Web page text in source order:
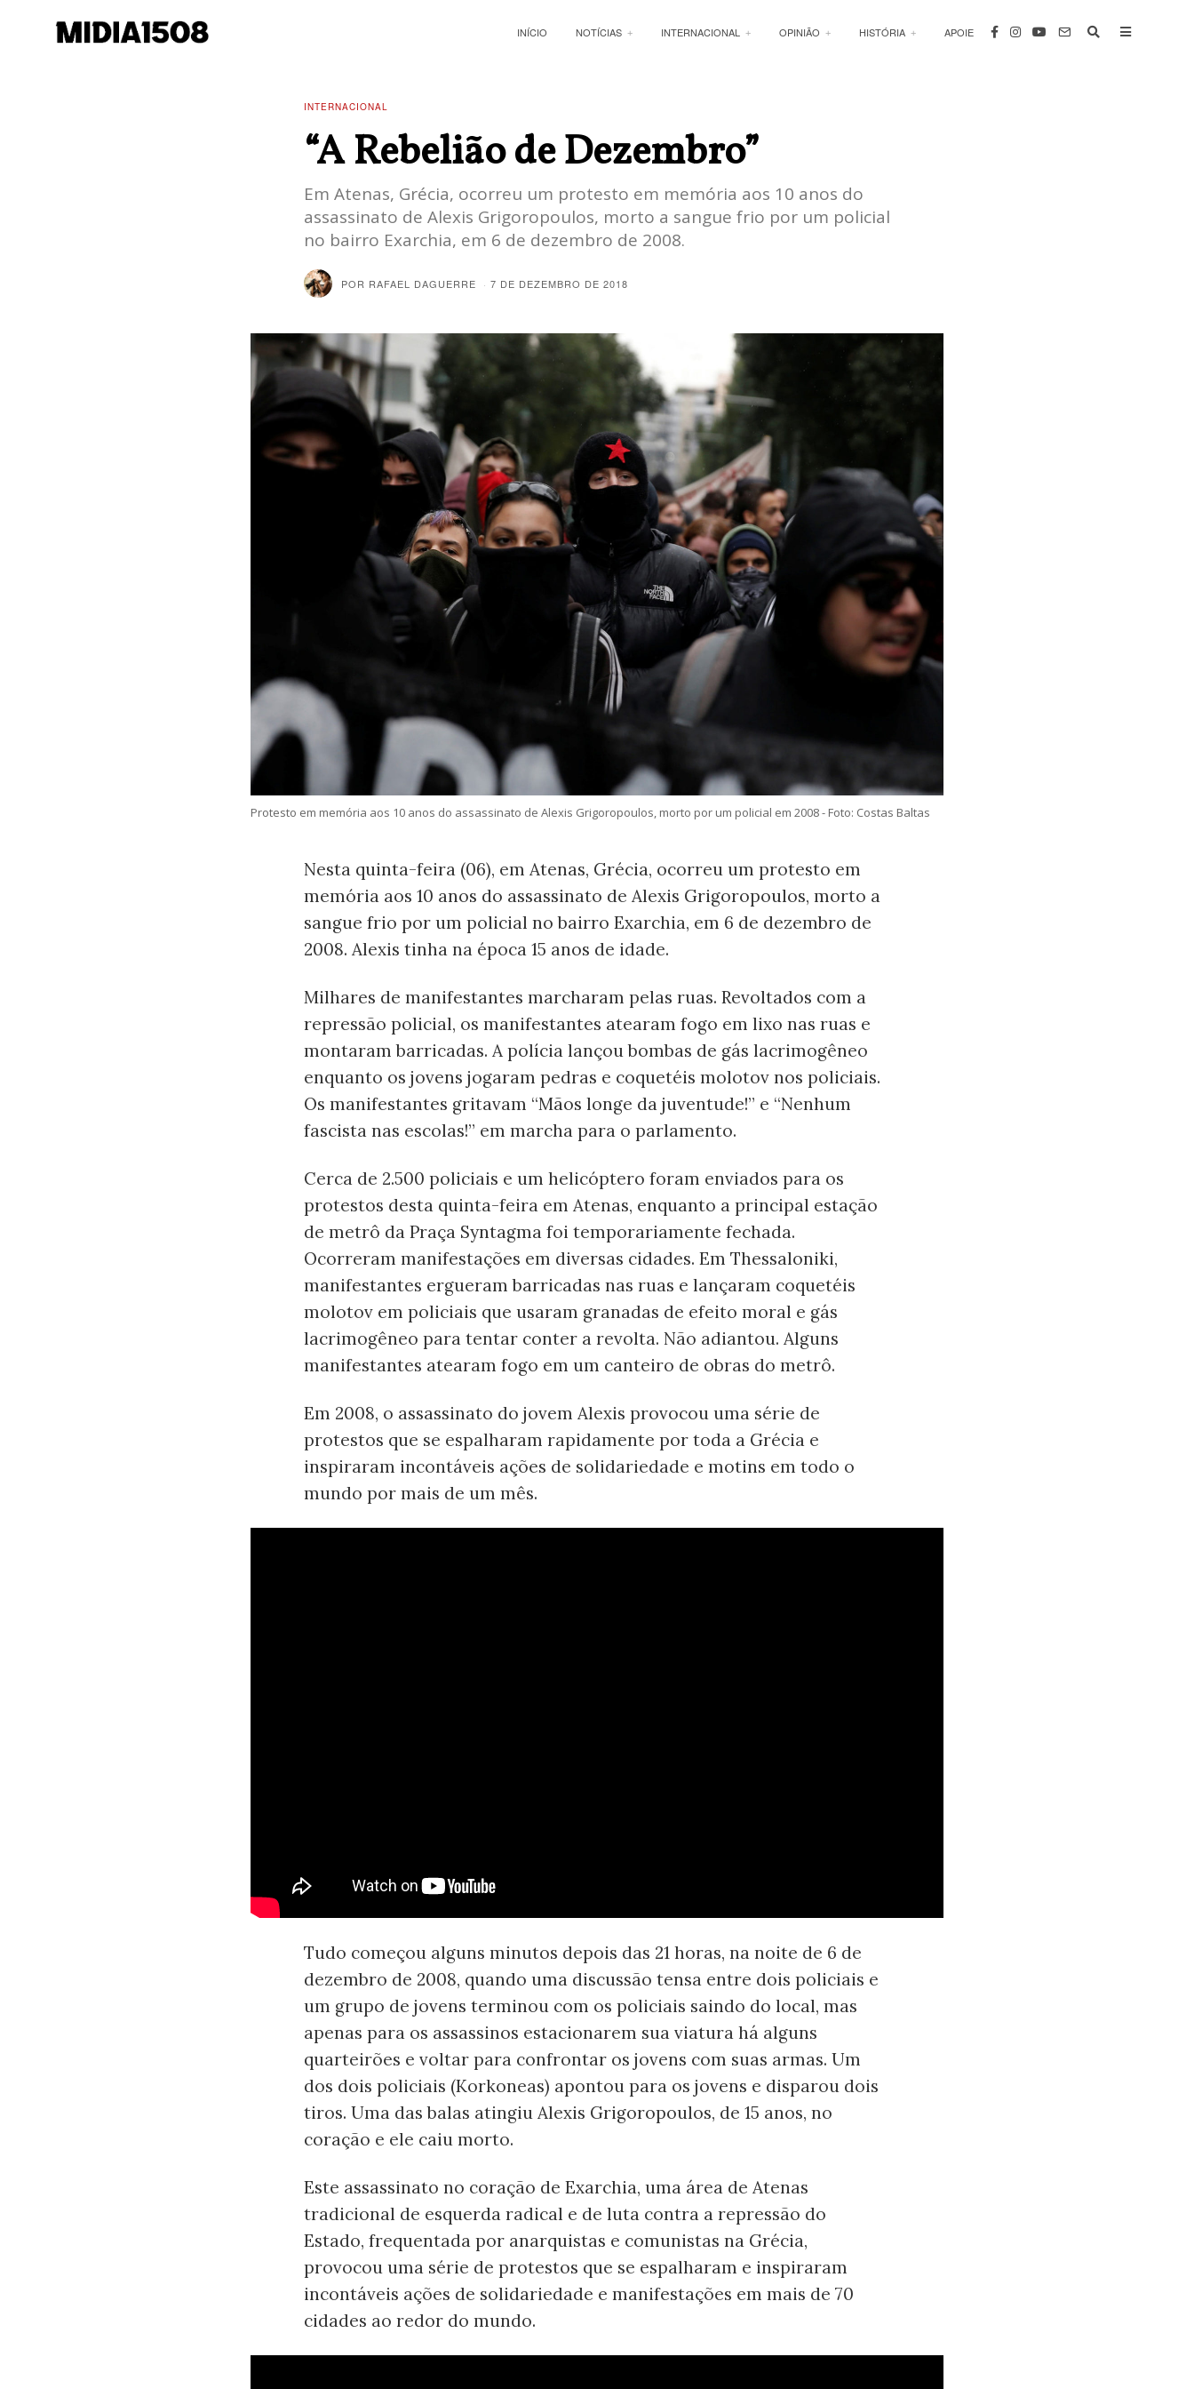
INÍCIO NOTÍCIAS INTERNACIONAL OPINIÃO HISTÓRIA APOIE
INTERNACIONAL
“A Rebelião de Dezembro”
Em Atenas, Grécia, ocorreu um protesto em memória aos 10 anos do
assassinato de Alexis Grigoropoulos, morto a sangue frio por um policial
no bairro Exarchia, em 6 de dezembro de 2008.
POR RAFAEL DAGUERRE 7 DE DEZEMBRO DE 2018
Protesto em memória aos 10 anos do assassinato de Alexis Grigoropoulos, morto por um policial em 2008 - Foto: Costas Baltas
Nesta quinta-feira (06), em Atenas, Grécia, ocorreu um protesto em
memória aos 10 anos do assassinato de Alexis Grigoropoulos, morto a
sangue frio por um policial no bairro Exarchia, em 6 de dezembro de
2008. Alexis tinha na época 15 anos de idade.
Milhares de manifestantes marcharam pelas ruas. Revoltados com a
repressão policial, os manifestantes atearam fogo em lixo nas ruas e
montaram barricadas. A polícia lançou bombas de gás lacrimogêneo
enquanto os jovens jogaram pedras e coquetéis molotov nos policiais.
Os manifestantes gritavam “Mãos longe da juventude!” e “Nenhum
fascista nas escolas!” em marcha para o parlamento.
Cerca de 2.500 policiais e um helicóptero foram enviados para os
protestos desta quinta-feira em Atenas, enquanto a principal estação
de metrô da Praça Syntagma foi temporariamente fechada.
Ocorreram manifestações em diversas cidades. Em Thessaloniki,
manifestantes ergueram barricadas nas ruas e lançaram coquetéis
molotov em policiais que usaram granadas de efeito moral e gás
lacrimogêneo para tentar conter a revolta. Não adiantou. Alguns
manifestantes atearam fogo em um canteiro de obras do metrô.
Em 2008, o assassinato do jovem Alexis provocou uma série de
protestos que se espalharam rapidamente por toda a Grécia e
inspiraram incontáveis ​​ações de solidariedade e motins em todo o
mundo por mais de um mês.
Tudo começou alguns minutos depois das 21 horas, na noite de 6 de
dezembro de 2008, quando uma discussão tensa entre dois policiais e
um grupo de jovens terminou com os policiais saindo do local, mas
apenas para os assassinos estacionarem sua viatura há alguns
quarteirões e voltar para confrontar os jovens com suas armas. Um
dos dois policiais (Korkoneas) apontou para os jovens e disparou dois
tiros. Uma das balas atingiu Alexis Grigoropoulos, de 15 anos, no
coração e ele caiu morto.
Este assassinato no coração de Exarchia, uma área de Atenas
tradicional de esquerda radical e de luta contra a repressão do
Estado, frequentada por anarquistas e comunistas na Grécia,
provocou uma série de protestos que se espalharam e inspiraram
incontáveis ​​ações de solidariedade e manifestações em mais de 70
cidades ao redor do mundo.